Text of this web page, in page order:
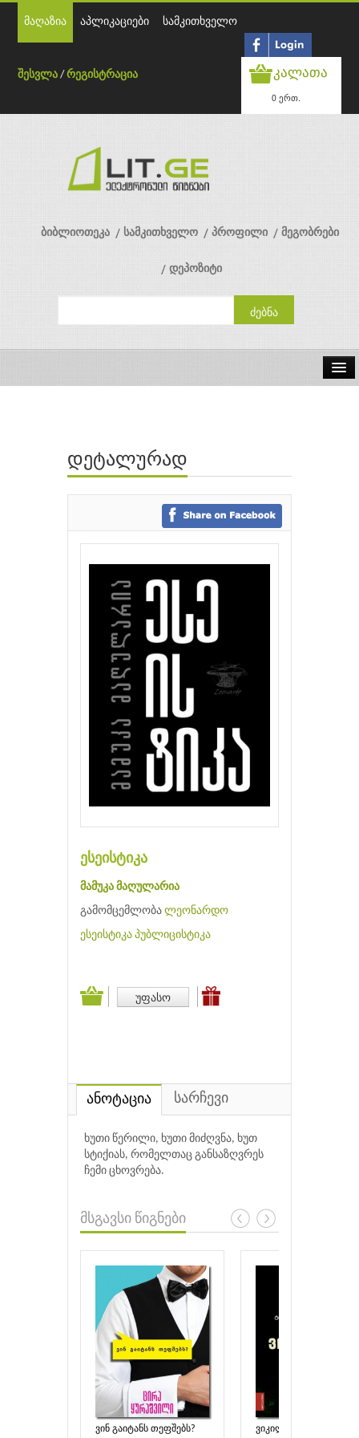
მაღაზია აპლიკაციები სამკითხველო
შესვლა /რეგისტრაცია კალათა
0 ერთ.
ბიბლიოთეკა სამკითხველო პროფილი მეგობრები
დეპოზიტი
ავტორები
გამომცემლობები
დეტალურად
ესეისტიკა
მამუკა მაღულარია
გამომცემლობა ლეონარდო
ესეისტიკა პუბლიცისტიკა
უფასო
ანოტაცია სარჩევი
ხუთი წერილი, ხუთი მიძღვნა, ხუთ
სტიქიას, რომელთაც განსაზღვრეს
ჩემი ცხოვრება.
მსგავსი წიგნები
ვინ გაიტანს თეფშებს? ვიკილექსი